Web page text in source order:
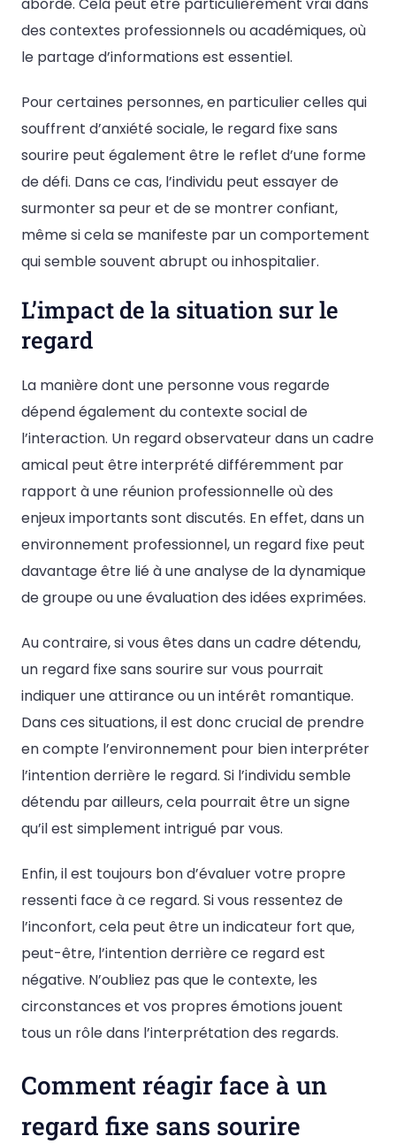
des contextes professionnels ou académiques, où
le partage d’informations est essentiel.
Pour certaines personnes, en particulier celles qui
souffrent d’anxiété sociale, le regard fixe sans
sourire peut également être le reflet d’une forme
de défi. Dans ce cas, l’individu peut essayer de
surmonter sa peur et de se montrer confiant,
même si cela se manifeste par un comportement
qui semble souvent abrupt ou inhospitalier.
L’impact de la situation sur le
regard
La manière dont une personne vous regarde
dépend également du contexte social de
l’interaction. Un regard observateur dans un cadre
amical peut être interprété différemment par
rapport à une réunion professionnelle où des
enjeux importants sont discutés. En effet, dans un
environnement professionnel, un regard fixe peut
davantage être lié à une analyse de la dynamique
de groupe ou une évaluation des idées exprimées.
Au contraire, si vous êtes dans un cadre détendu,
un regard fixe sans sourire sur vous pourrait
indiquer une attirance ou un intérêt romantique.
Dans ces situations, il est donc crucial de prendre
en compte l’environnement pour bien interpréter
l’intention derrière le regard. Si l’individu semble
détendu par ailleurs, cela pourrait être un signe
qu’il est simplement intrigué par vous.
Enfin, il est toujours bon d’évaluer votre propre
ressenti face à ce regard. Si vous ressentez de
l’inconfort, cela peut être un indicateur fort que,
peut-être, l’intention derrière ce regard est
négative. N’oubliez pas que le contexte, les
circonstances et vos propres émotions jouent
tous un rôle dans l’interprétation des regards.
Comment réagir face à un
regard fixe sans sourire